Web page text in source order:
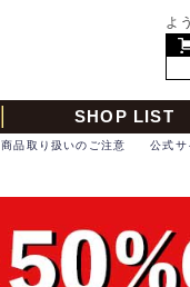
よ
SHOP LIST
公式サ
商品取り扱いのご注意